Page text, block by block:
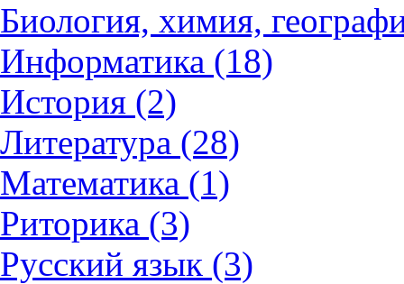
Биология, химия,
Информатика (18)
История (2)
Литература (28)
Математика (1)
Риторика (3)
Русский язык (3)